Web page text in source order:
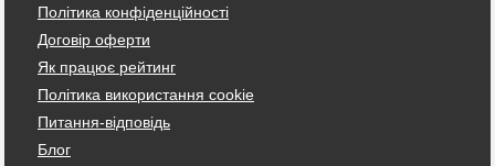
Політика конфіденційності
Договір оферти
Як працює рейтинг
Політика використання cookie
Питання-відповідь
Блог